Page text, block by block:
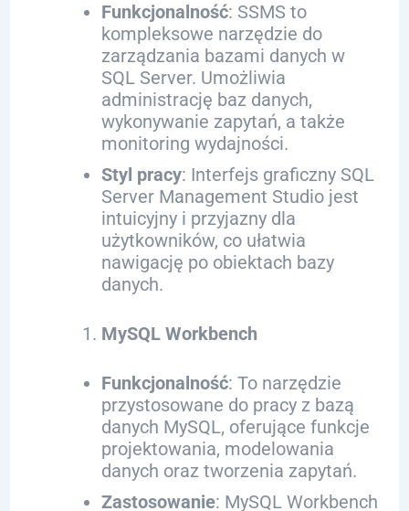
Funkcjonalność: SSMS to
kompleksowe narzędzie do
zarządzania bazami danych w
SQL Server. Umożliwia
administrację baz danych,
wykonywanie zapytań, a także
monitoring wydajności.
Styl pracy: Interfejs graficzny SQL
Server Management Studio jest
intuicyjny i przyjazny dla
użytkowników, co ułatwia
nawigację po obiektach bazy
danych.
MySQL Workbench
Funkcjonalność: To narzędzie
przystosowane do pracy z bazą
danych MySQL, oferujące funkcje
projektowania, modelowania
danych oraz tworzenia zapytań.
Zastosowanie: MySQL Workbench